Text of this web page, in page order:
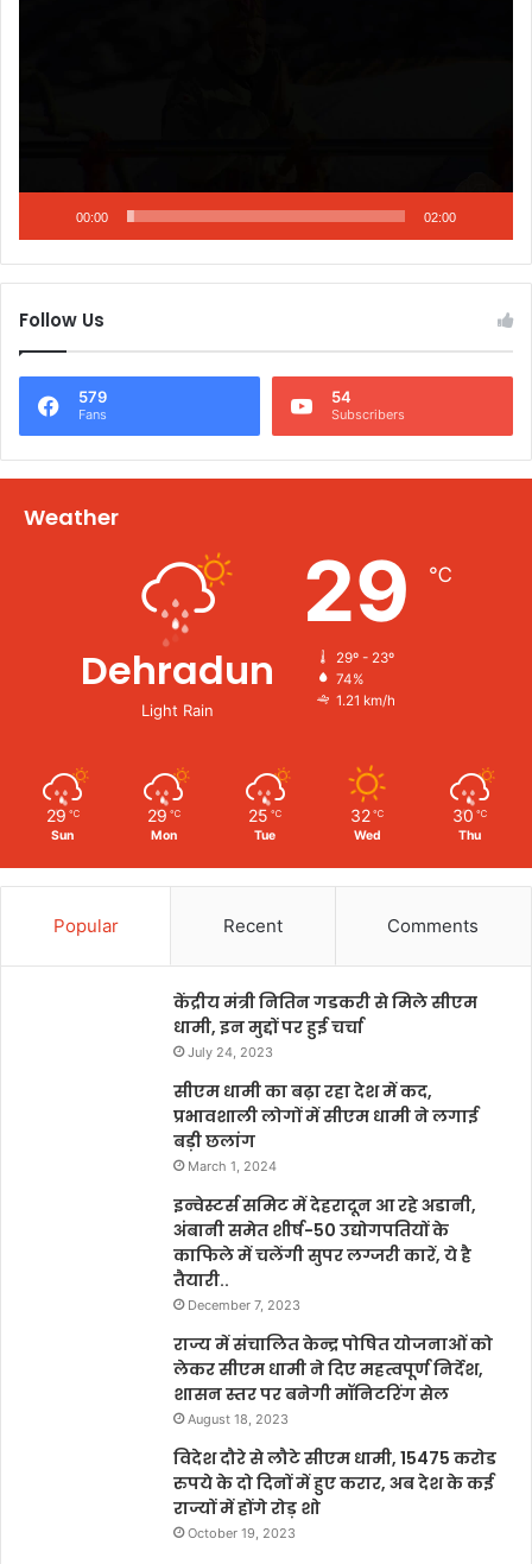
00:00 02:00
Follow Us
579
Fans
54
Subscribers
Weather
Dehradun
Light Rain
29 ℃
29º - 23º
74%
1.21 km/h
29 ℃
Sun
29 ℃
Mon
25 ℃
Tue
32 ℃
Wed
30 ℃
Thu
Popular Recent Comments
केंद्रीय मंत्री नितिन गडकरी से मिले सीएम
धामी, इन मुद्दों पर हुई चर्चा
July 24, 2023
सीएम धामी का बढ़ा रहा देश में कद,
प्रभावशाली लोगों में सीएम धामी ने लगाई
बड़ी छलांग
March 1, 2024
इन्वेस्टर्स समिट में देहरादून आ रहे अडानी,
अंबानी समेत शीर्ष-50 उद्योगपतियों के
काफिले में चलेंगी सुपर लग्जरी कारें, ये है
तैयारी..
December 7, 2023
राज्य में संचालित केन्द्र पोषित योजनाओं को
लेकर सीएम धामी ने दिए महत्वपूर्ण निर्देश,
शासन स्तर पर बनेगी मॉनिटरिंग सेल
August 18, 2023
विदेश दौरे से लौटे सीएम धामी, 15475 करोड
रुपये के दो दिनों में हुए करार, अब देश के कई
राज्यों में होंगे रोड़ शो
October 19, 2023